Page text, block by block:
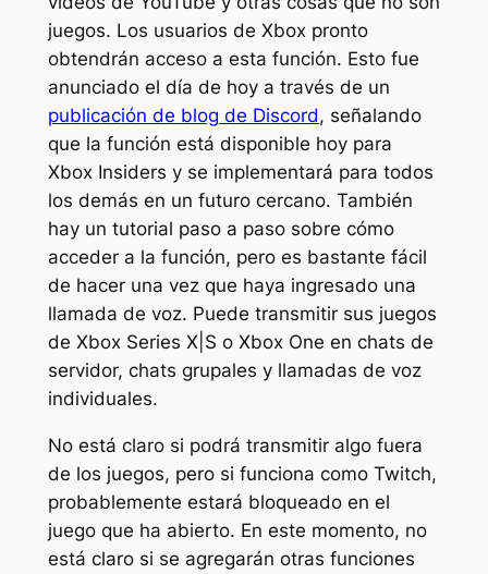
juegos. Los usuarios de Xbox pronto
obtendrán acceso a esta función. Esto fue
anunciado el día de hoy a través de un
publicación de blog de Discord, señalando
que la función está disponible hoy para
Xbox Insiders y se implementará para todos
los demás en un futuro cercano. También
hay un tutorial paso a paso sobre cómo
acceder a la función, pero es bastante fácil
de hacer una vez que haya ingresado una
llamada de voz. Puede transmitir sus juegos
de Xbox Series X|S o Xbox One en chats de
servidor, chats grupales y llamadas de voz
individuales.
No está claro si podrá transmitir algo fuera
de los juegos, pero si funciona como Twitch,
probablemente estará bloqueado en el
juego que ha abierto. En este momento, no
está claro si se agregarán otras funciones